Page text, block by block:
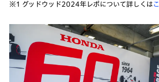
※1 グッドウッド2024年レポについて詳しくは